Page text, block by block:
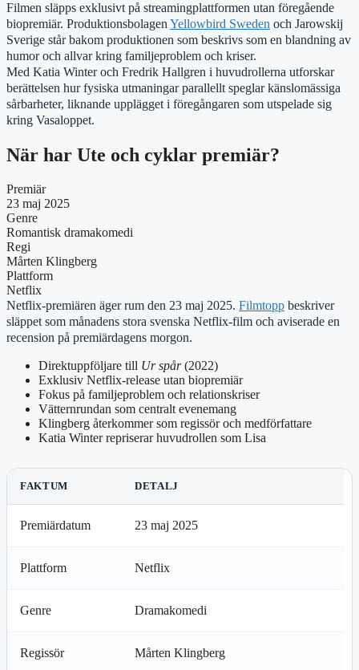
Filmen släpps exklusivt på streamingplattformen utan föregående
biopremiär. Produktionsbolagen Yellowbird Sweden och Jarowskij
Sverige står bakom produktionen som beskrivs som en blandning av
humor och allvar kring familjeproblem och kriser.
Med Katia Winter och Fredrik Hallgren i huvudrollerna utforskar
berättelsen hur fysiska utmaningar parallellt speglar känslomässiga
sårbarheter, liknande upplägget i föregångaren som utspelade sig
kring Vasaloppet.
När har Ute och cyklar premiär?
Premiär
23 maj 2025
Genre
Romantisk dramakomedi
Regi
Mårten Klingberg
Plattform
Netflix
Netflix-premiären äger rum den 23 maj 2025. Filmtopp beskriver
släppet som månadens stora svenska Netflix-film och aviserade en
recension på premiärdagens morgon.
Direktuppföljare till Ur spår(2022)
Exklusiv Netflix-release utan biopremiär
Fokus på familjeproblem och relationskriser
Vätternrundan som centralt evenemang
Klingberg återkommer som regissör och medförfattare
Katia Winter repriserar huvudrollen som Lisa
FAKTUM DETALJ
Premiärdatum 23 maj 2025
Plattform Netflix
Genre Dramakomedi
Regissör Mårten Klingberg